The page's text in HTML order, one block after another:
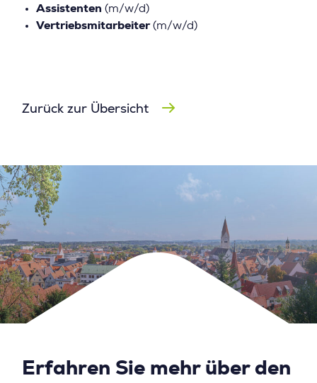
Assistenten (m/w/d)
Vertriebsmitarbeiter(m/w/d)
Zurück zur Übersicht
Erfahren Sie mehr über den